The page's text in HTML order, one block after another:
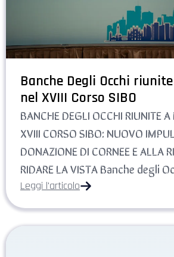
Banche Degli Occhi
nel XVIII Corso SIBO
BANCHE DEGLI OCCHI RIUNITE
XVIII CORSO SIBO: NUOVO
DONAZIONE DI CORNEE E ALLA
RIDARE LA VISTA Banche degli
Leggi l'articolo